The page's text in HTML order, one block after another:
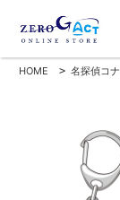
HOME > 名探偵コ